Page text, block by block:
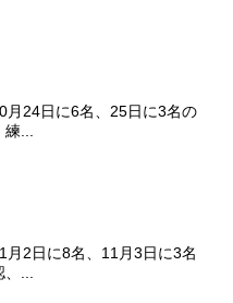
月24日に6名、25日に3名の
練...
月2日に8名、11月3日に3名
、...